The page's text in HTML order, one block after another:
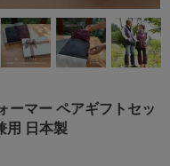
ーマー ペアギフトセッ
用 日本製